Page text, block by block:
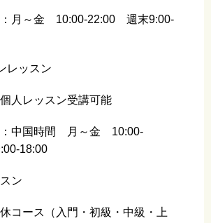
：月～金 10:00-22:00 週末9:00-
レッスン
人レッスン受講可能
：中国時間 月～金 10:00-
18:00
ン
コース（入門・初級・中級・上